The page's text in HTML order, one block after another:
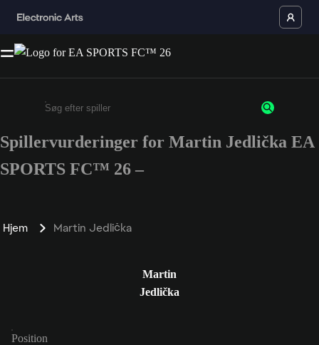
Enter a minimum of 3 characters or numbers
Spillervurderinger for Martin Jedlička EA
SPORTS FC™ 26 –
Hjem Martin Jedlička
Martin
Jedlička
Position